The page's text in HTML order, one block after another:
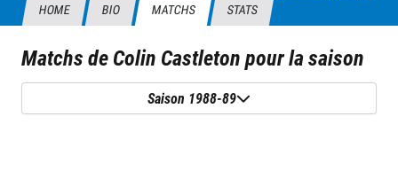
HOME BIO MATCHS STATS
Matchs deColin Castletonpour la saison
Saison 1988-89